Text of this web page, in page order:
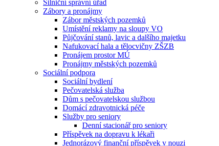
Silniční správní úřad
Zábory a pronájmy
Zábor městských pozemků
Umístění reklamy na sloupy VO
Půjčování stanů, lavic a dalšího majetku
Nafukovací hala a tělocvičny ZŠZB
Pronájem prostor MÚ
Pronájmy městských pozemků
Sociální podpora
Sociální bydlení
Pečovatelská služba
Dům s pečovatelskou službou
Domácí zdravotnická péče
Služby pro seniory
Denní stacionář pro seniory
Příspěvek na dopravu k lékaři
Jednorázový finanční příspěvek v nouzi